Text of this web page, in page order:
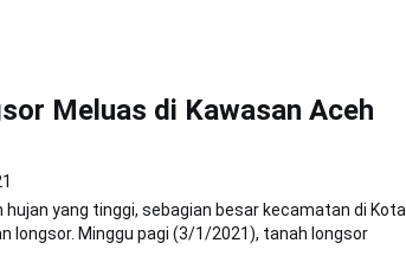
Meluas di Kawasan Aceh
hujan yang tinggi, sebagian besar kecamatan di Kota
longsor. Minggu pagi (3/1/2021), tanah longsor